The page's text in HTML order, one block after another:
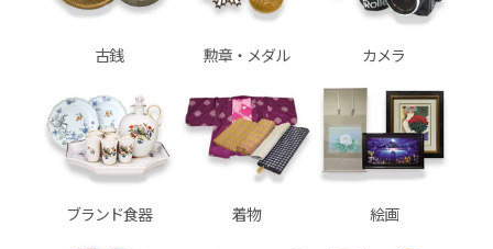
古銭 勲章・メダル カメラ
ブランド食器 着物 絵画